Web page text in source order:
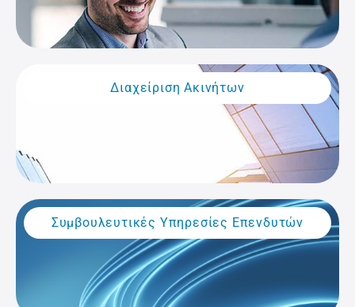
Διαχείριση Aκινήτων
Συμβουλευτικές Υπηρεσίες Επενδυτών